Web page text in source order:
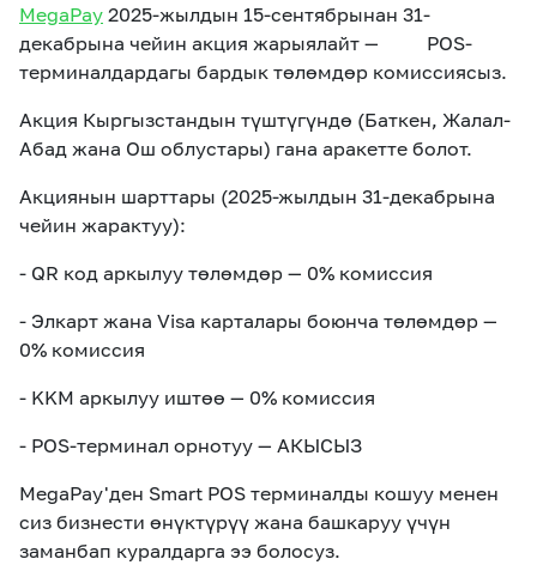
MegaPay 2025-жылдын 15-сентябрынан 31-
декабрына чейин акция жарыялайт — POS-
терминалдардагы бардык төлөмдөр комиссиясыз.
Акция Кыргызстандын түштүгүндө (Баткен, Жалал-
Абад жана Ош облустары) гана аракетте болот.
Акциянын шарттары (2025-жылдын 31-декабрына
чейин жарактуу):
- QR код аркылуу төлөмдөр — 0% комиссия
- Элкарт жана Visa карталары боюнча төлөмдөр —
0% комиссия
- KKM аркылуу иштөө — 0% комиссия
- POS-терминал орнотуу — АКЫСЫЗ
MegaPay'ден Smart POS терминалды кошуу менен
сиз бизнести өнүктүрүү жана башкаруу үчүн
заманбап куралдарга ээ болосуз.